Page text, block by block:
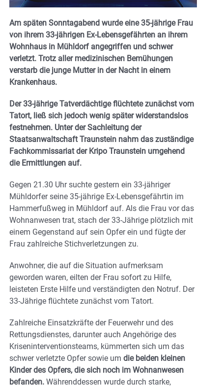
Am späten Sonntagabend wurde eine 35-jährige Frau
von ihrem 33-jährigen Ex-Lebensgefährten an ihrem
Wohnhaus in Mühldorf angegriffen und schwer
verletzt. Trotz aller medizinischen Bemühungen
verstarb die junge Mutter in der Nacht in einem
Krankenhaus.
Der 33-jährige Tatverdächtige flüchtete zunächst vom
Tatort, ließ sich jedoch wenig später widerstandslos
festnehmen. Unter der Sachleitung der
Staatsanwaltschaft Traunstein nahm das zuständige
Fachkommissariat der Kripo Traunstein umgehend
die Ermittlungen auf.
Gegen 21.30 Uhr suchte gestern ein 33-jähriger
Mühldorfer seine 35-jährige Ex-Lebensgefährtin im
Hammerfußweg in Mühldorf auf. Als die Frau vor das
Wohnanwesen trat, stach der 33-Jährige plötzlich mit
einem Gegenstand auf sein Opfer ein und fügte der
Frau zahlreiche Stichverletzungen zu.
Anwohner, die auf die Situation aufmerksam
geworden waren, eilten der Frau sofort zu Hilfe,
leisteten Erste Hilfe und verständigten den Notruf. Der
33-Jährige flüchtete zunächst vom Tatort.
Zahlreiche Einsatzkräfte der Feuerwehr und des
Rettungsdienstes, darunter auch Angehörige des
Kriseninterventionsteams, kümmerten sich um das
schwer verletzte Opfer sowie um die beiden kleinen
Kinder des Opfers, die sich noch im Wohnanwesen
befanden. Währenddessen wurde durch starke,